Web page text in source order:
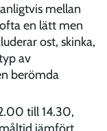
mellan
en lätt men
ost, skinka,
av
berömda
till 14.30,